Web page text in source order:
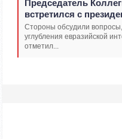
Председатель
встретился с
Стороны обсудили
углубления евразийской
отметил...